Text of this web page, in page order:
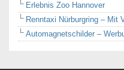
Erlebnis Zoo Hannover
Renntaxi Nürburgring – Mit
Automagnetschilder –